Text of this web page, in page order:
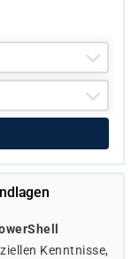
Kenntnisse,